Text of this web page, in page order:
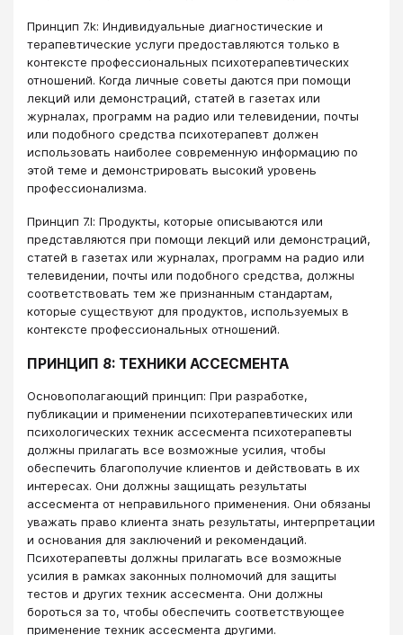
Принцип 7.k: Индивидуальные диагностические и
терапевтические услуги предоставляются только в
контексте профессиональных психотерапевтических
отношений. Когда личные советы даются при помощи
лекций или демонстраций, статей в газетах или
журналах, программ на радио или телевидении, почты
или подобного средства психотерапевт должен
использовать наиболее современную информацию по
этой теме и демонстрировать высокий уровень
профессионализма.
Принцип 7.l: Продукты, которые описываются или
представляются при помощи лекций или демонстраций,
статей в газетах или журналах, программ на радио или
телевидении, почты или подобного средства, должны
соответствовать тем же признанным стандартам,
которые существуют для продуктов, используемых в
контексте профессиональных отношений.
ПРИНЦИП 8: ТЕХНИКИ АССЕСМЕНТА
Основополагающий принцип: При разработке,
публикации и применении психотерапевтических или
психологических техник ассесмента психотерапевты
должны прилагать все возможные усилия, чтобы
обеспечить благополучие клиентов и действовать в их
интересах. Они должны защищать результаты
ассесмента от неправильного применения. Они обязаны
уважать право клиента знать результаты, интерпретации
и основания для заключений и рекомендаций.
Психотерапевты должны прилагать все возможные
усилия в рамках законных полномочий для защиты
тестов и других техник ассесмента. Они должны
бороться за то, чтобы обеспечить соответствующее
применение техник ассесмента другими.